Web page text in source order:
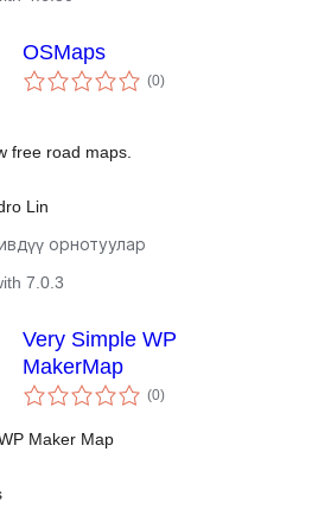
OSMaps
(0total
ratings
)
free road maps.
Lin
орнотуулар
7.0.3
Very Simple WP
MakerMap
(0total
ratings
)
Maker Map